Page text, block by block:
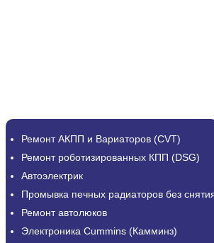
Ремонт АКПП и Вариаторов (CVT)
Ремонт роботизированных КПП (DSG)
Автоэлектрик
Промывка печных радиаторов без
Ремонт автолюков
Электроника Cummins (Камминз)